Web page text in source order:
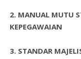
2. MANUAL MUTU
KEPEGAWAIAN
3. STANDAR